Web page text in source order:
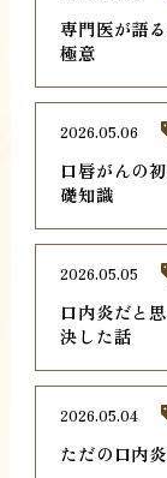
専門医が語
極意
口唇がんの
礎知識
2026.05.06
口内炎だと
決した話
2026.05.05
ただの口内
2026.05.04